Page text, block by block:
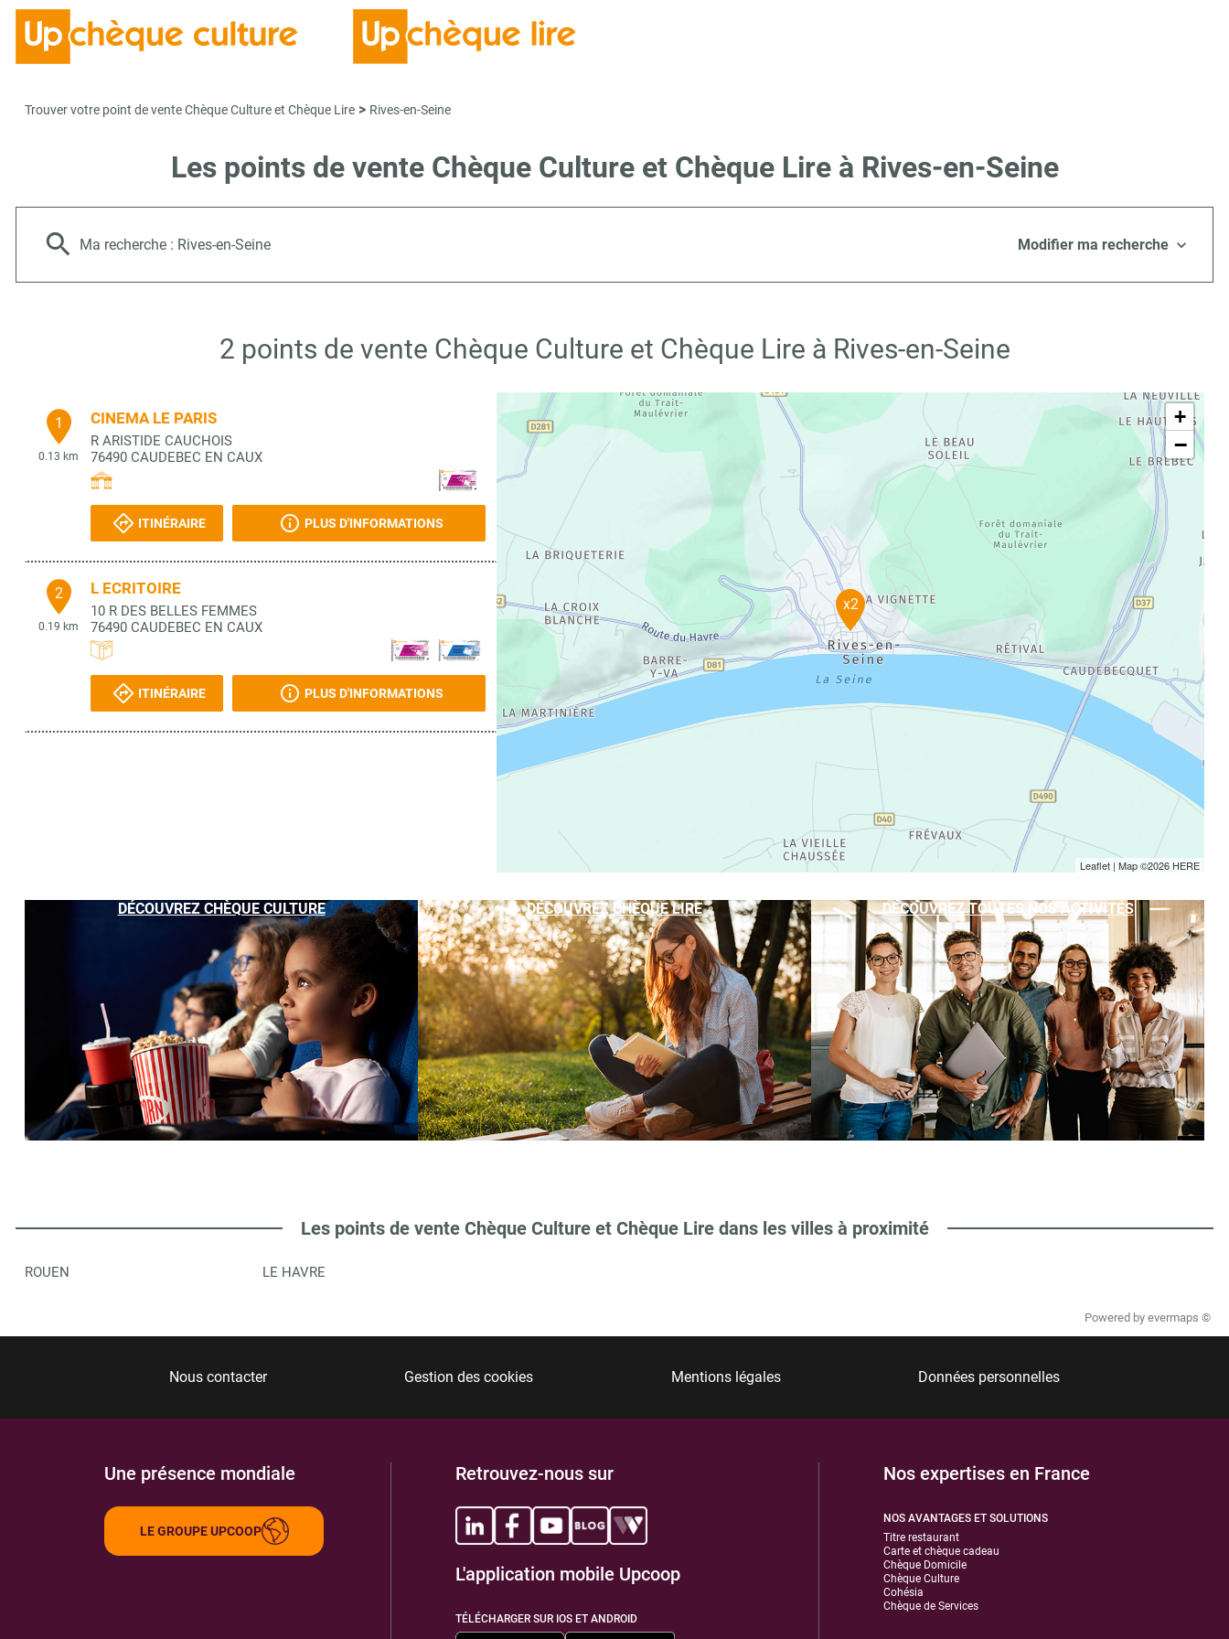
Trouver votre point de vente Chèque Culture et Chèque Lire > Rives-en-Seine
Les points de vente Chèque Culture et Chèque Lire à Rives-en-Seine
Ma recherche : Rives-en-Seine Modifier ma recherche
2 points de vente Chèque Culture et Chèque Lire à Rives-en-Seine
1
0.13 km
CINEMA LE PARIS
R ARISTIDE CAUCHOIS
76490 CAUDEBEC EN CAUX
ITINÉRAIRE PLUS D'INFORMATIONS
2
0.19 km
L ECRITOIRE
10 R DES BELLES FEMMES
76490 CAUDEBEC EN CAUX
ITINÉRAIRE PLUS D'INFORMATIONS
x2
+
−
Leaflet | Map ©2026 HERE
DÉCOUVREZ CHÈQUE CULTURE DÉCOUVREZ CHÈQUE LIRE DÉCOUVREZ TOUTES NOS ACTIVITÉS
Les points de vente Chèque Culture et Chèque Lire dans les villes à proximité
ROUEN LE HAVRE
Powered by evermaps ©
Nous contacter Gestion des cookies Mentions légales Données personnelles
Une présence mondiale
LE GROUPE UPCOOP
Retrouvez-nous sur
L'application mobile Upcoop
TÉLÉCHARGER SUR IOS ET ANDROID
Nos expertises en France
NOS AVANTAGES ET SOLUTIONS
Titre restaurant
Carte et chèque cadeau
Chèque Domicile
Chèque Culture
Cohésia
Chèque de Services